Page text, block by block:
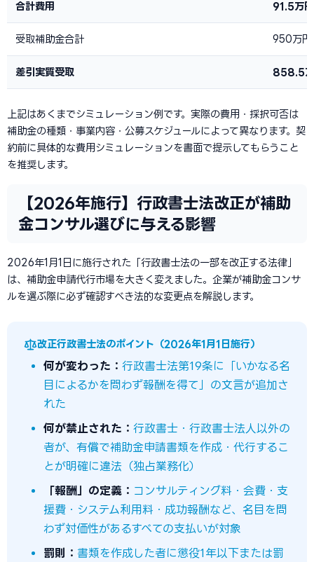
合計費用 91.5万円
受取補助金合計 950万円
差引実質受取 858.5
上記はあくまでシミュレーション例です。実際の費用・採択可否は
補助金の種類・事業内容・公募スケジュールによって異なります。契
約前に具体的な費用シミュレーションを書面で提示してもらうこと
を推奨します。
【2026年施行】行政書士法改正が補助
金コンサル選びに与える影響
2026年1月1日に施行された「行政書士法の一部を改正する法律」
は、補助金申請代行市場を大きく変えました。企業が補助金コンサ
ルを選ぶ際に必ず確認すべき法的な変更点を解説します。
改正行政書士法のポイント（2026年1月1日施行）
何が変わった： 行政書士法第19条に「いかなる名
目によるかを問わず報酬を得て」の文言が追加さ
れた
何が禁止された： 行政書士・行政書士法人以外の
者が、有償で補助金申請書類を作成・代行するこ
とが明確に違法（独占業務化）
「報酬」の定義： コンサルティング料・会費・支
援費・システム利用料・成功報酬など、名目を問
わず対価性があるすべての支払いが対象
罰則： 書類を作成した者に懲役1年以下または罰